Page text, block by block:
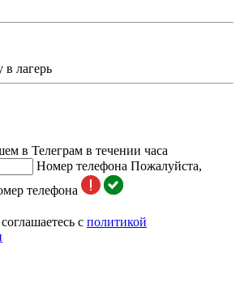
в лагерь
в Телеграм в течении часа
Номер телефона Пожалуйста,
телефона
с политикой